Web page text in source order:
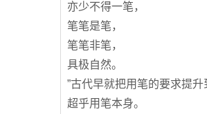
亦少不得一笔，
笔笔是笔，
笔笔非笔，
具极自然。
”古代早就把用笔的要求提升
超乎用笔本身。